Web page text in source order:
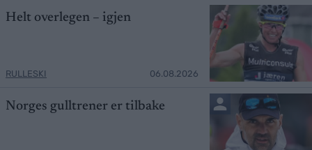
Helt overlegen – igjen
RULLESKI 06.08.2026
Norges gulltrener er tilbake